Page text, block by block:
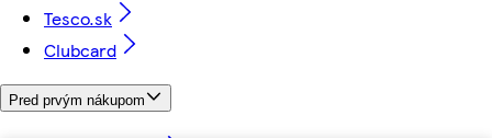
Tesco.sk
Clubcard
Pred prvým nákupom